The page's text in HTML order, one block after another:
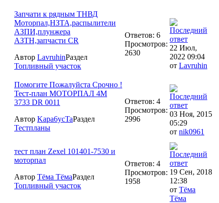
Запчати к рядным ТНВД
Моторпал,НЗТА,распылители
АЗПИ,плунжера
АЗТН,запчасти CR
Автор LavruhinРаздел
Топливный участок
Ответов: 6
Просмотров:
2630
22 Июл,
2022 09:04
от Lavruhin
Помогите Пожалуйста Срочно !
Тест-план МОТОРПАЛ 4M
3733 DR 0011
Автор Kapa6ycTaРаздел
Тестпланы
Ответов: 4
Просмотров:
2996
03 Ноя, 2015
05:29
от nik0961
тест план Zexel 101401-7530 и
моторпал
Автор Тёма ТёмаРаздел
Топливный участок
Ответов: 4
Просмотров:
1958
19 Сен, 2018
12:38
от Тёма
Тёма